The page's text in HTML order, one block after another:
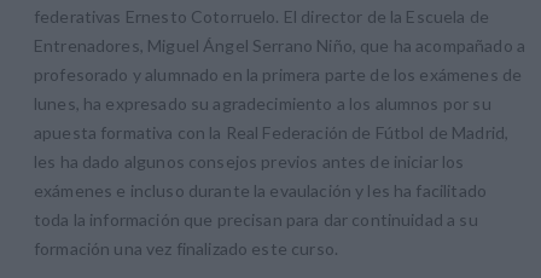
federativas Ernesto Cotorruelo. El director de la Escuela de
Entrenadores, Miguel Ángel Serrano Niño, que ha acompañado a
profesorado y alumnado en la primera parte de los exámenes de
lunes, ha expresado su agradecimiento a los alumnos por su
apuesta formativa con la Real Federación de Fútbol de Madrid,
les ha dado algunos consejos previos antes de iniciar los
exámenes e incluso durante la evaulación y les ha facilitado
toda la información que precisan para dar continuidad a su
formación una vez finalizado este curso.